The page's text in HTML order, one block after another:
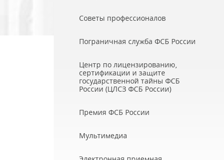
Советы профессионалов
Пограничная служба ФСБ России
Центр по лицензированию,
сертификации и защите
государственной тайны ФСБ
России (ЦЛСЗ ФСБ России)
Премия ФСБ России
Мультимедиа